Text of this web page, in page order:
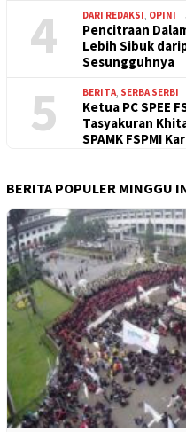
4 DARI REDAKSI, OPINI
Pencitraan
Lebih Sibuk
Sesungguhnya
5 BERITA, SERBA SERBI
Ketua PC SPEE
Tasyakuran
SPAMK FSPMI
BERITA POPULER MINGGU